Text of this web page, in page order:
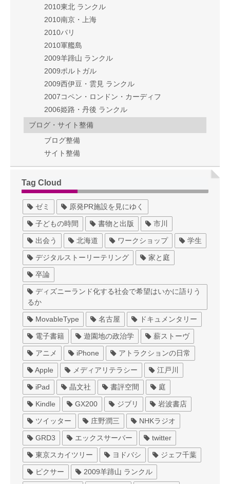
2010東北 ランクル
2010南京・上海
2010パリ
2010軍艦島
2009羊蹄山 ランクル
2009ポルトガル
2009西伊豆・雲見 ランクル
2007コペン・ロンドン・カーディフ
2006姫路・丹後 ランクル
ブログ・サイト整備
ブログ整備
サイト整備
Tag Cloud
ゼミ 原発PR施設を見にゆく
子どもの時間 書物と出版 市川
出会う 北海道 ワークショップ 学生
デジタルストーリーテリング 家と庭
卒論
ディズニーランド化する社会で希望はいかに語りう
るか
MovableType 名古屋 ドキュメンタリー
電子書籍 遊園地の政治学 薪ストーヴ
アニメ iPhone アトラクションの日常
Apple メディアリテラシー 江戸川
iPad 晶文社 書評空間 庭
Kindle GX200 ジブリ 岩波書店
ツイッター 庄野潤三 NHKラジオ
GRD3 エックスサーバー twitter
東京スカイツリー ヨドバシ ジェフ千葉
ピクサー 2009羊蹄山 ランクル